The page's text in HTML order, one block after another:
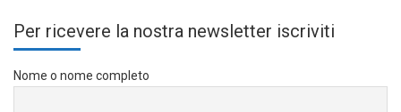
Per ricevere la nostra newsletter iscriviti
Nome o nome completo